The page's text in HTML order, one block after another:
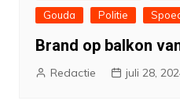
Gouda
Politie
Brand op balkon
Redactie juli 28,